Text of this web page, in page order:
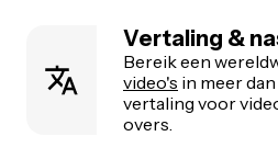
Vertaling &
Bereik een
video's in meer
vertaling voor
overs.